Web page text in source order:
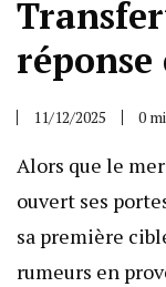
réponse
11/12/2025 0
Alors que le
ouvert ses
sa première
rumeurs en